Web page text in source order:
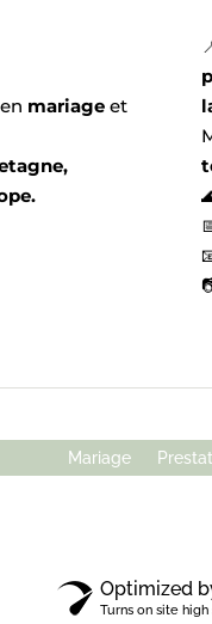
mariage et
Mariage
Optimized
Turns on site